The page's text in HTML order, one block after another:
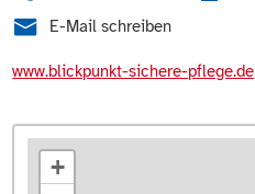
E-Mail schreiben
www.blickpunkt-sichere-pflege.de
+